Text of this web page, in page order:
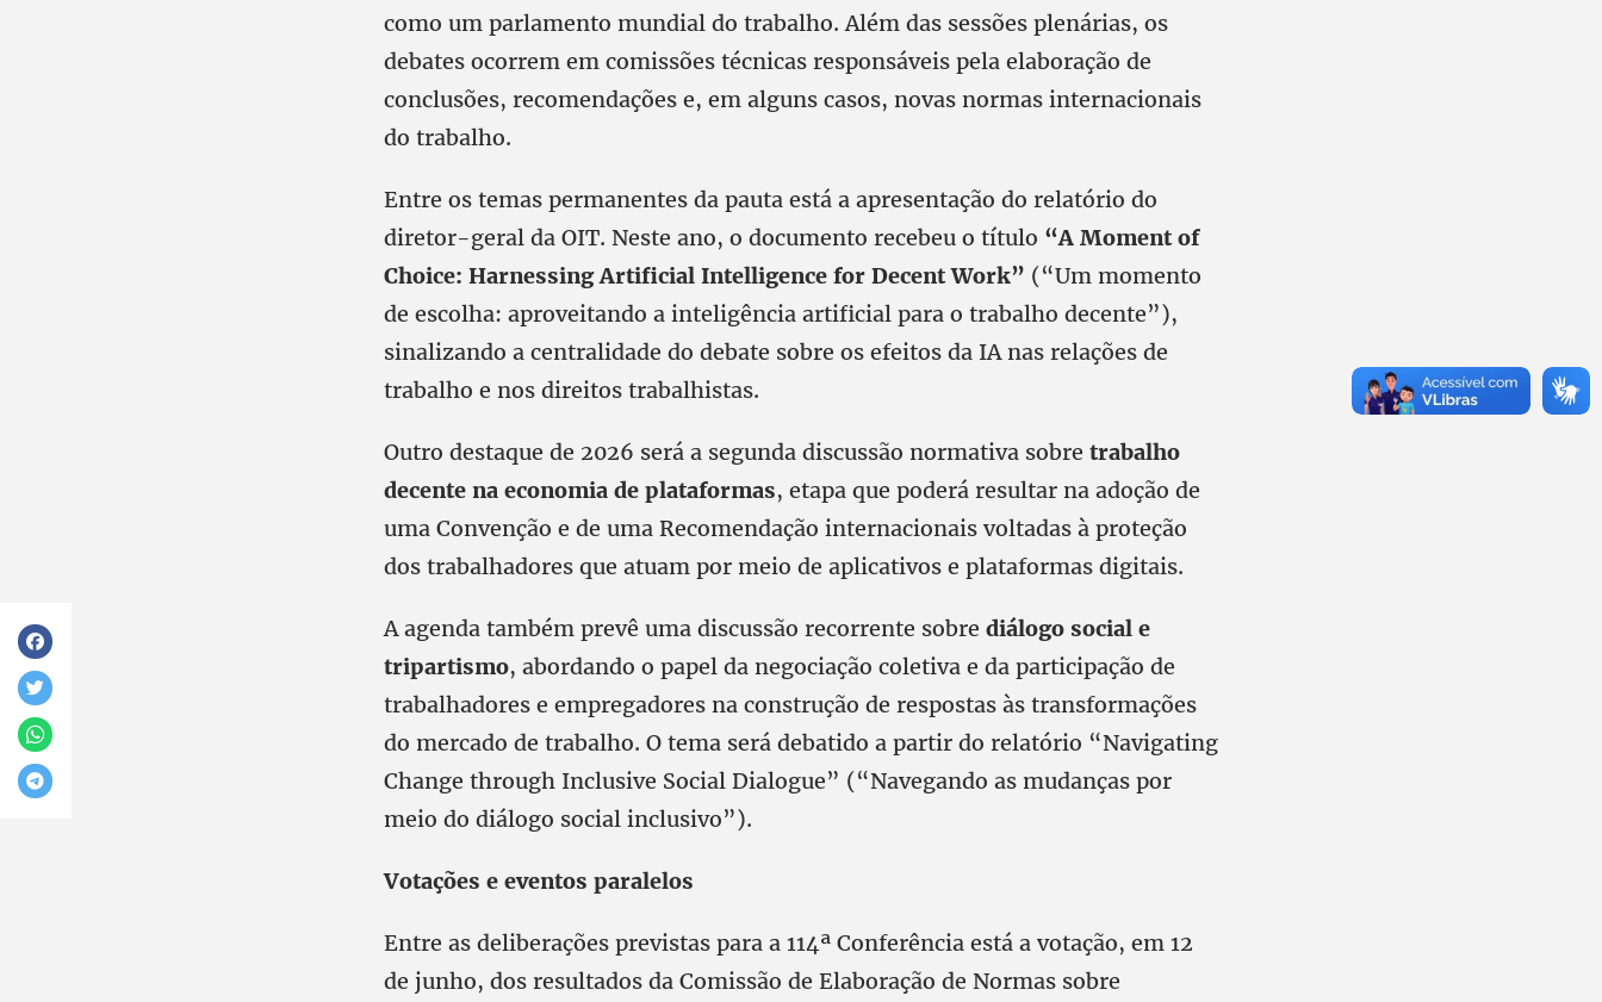
como um parlamento mundial do trabalho. Além das sessões plenárias, os
debates ocorrem em comissões técnicas responsáveis pela elaboração de
conclusões, recomendações e, em alguns casos, novas normas internacionais
do trabalho.
Entre os temas permanentes da pauta está a apresentação do relatório do
diretor-geral da OIT. Neste ano, o documento recebeu o título “A Moment of
Choice: Harnessing Artificial Intelligence for Decent Work” (“Um momento
de escolha: aproveitando a inteligência artificial para o trabalho decente”),
sinalizando a centralidade do debate sobre os efeitos da IA nas relações de
trabalho e nos direitos trabalhistas.
Outro destaque de 2026 será a segunda discussão normativa sobre trabalho
decente na economia de plataformas, etapa que poderá resultar na adoção de
uma Convenção e de uma Recomendação internacionais voltadas à proteção
dos trabalhadores que atuam por meio de aplicativos e plataformas digitais.
A agenda também prevê uma discussão recorrente sobre diálogo social e
tripartismo, abordando o papel da negociação coletiva e da participação de
trabalhadores e empregadores na construção de respostas às transformações
do mercado de trabalho. O tema será debatido a partir do relatório “Navigating
Change through Inclusive Social Dialogue” (“Navegando as mudanças por
meio do diálogo social inclusivo”).
Votações e eventos paralelos
Entre as deliberações previstas para a 114ª Conferência está a votação, em 12
de junho, dos resultados da Comissão de Elaboração de Normas sobre